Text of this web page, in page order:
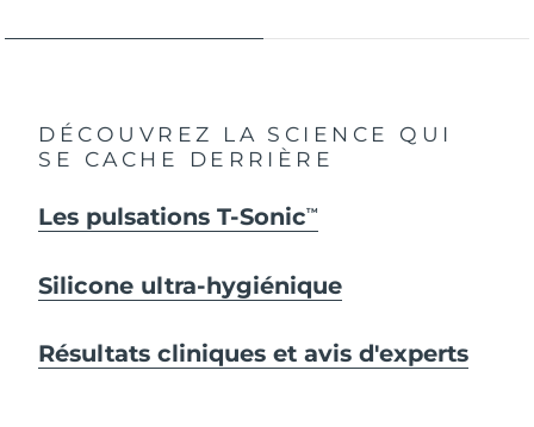
DÉCOUVREZ LA SCIENCE QUI
SE CACHE DERRIÈRE
Les pulsations T-SonicTM
Silicone ultra-hygiénique
Résultats cliniques et avis d'experts